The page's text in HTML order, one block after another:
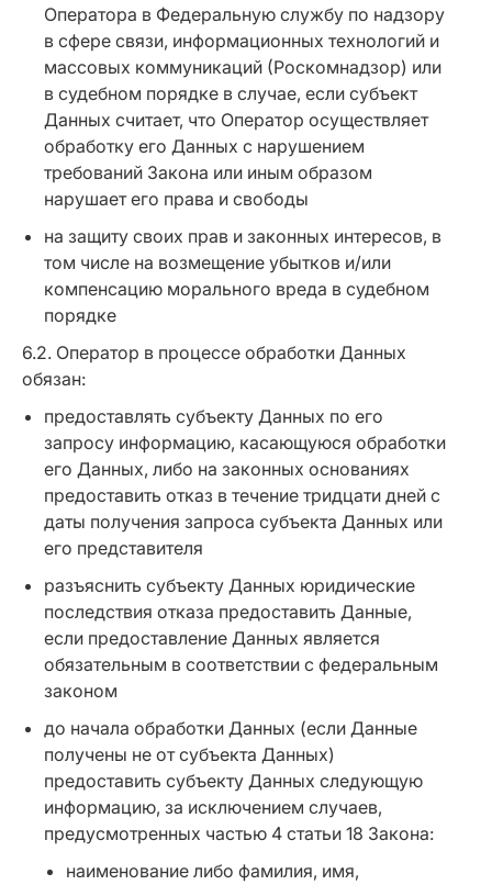
Оператора в Федеральную службу по надзору
в сфере связи, информационных технологий и
массовых коммуникаций (Роскомнадзор) или
в судебном порядке в случае, если субъект
Данных считает, что Оператор осуществляет
обработку его Данных с нарушением
требований Закона или иным образом
нарушает его права и свободы
на защиту своих прав и законных интересов, в
том числе на возмещение убытков и/или
компенсацию морального вреда в судебном
порядке
6.2. Оператор в процессе обработки Данных
обязан:
предоставлять субъекту Данных по его
запросу информацию, касающуюся обработки
его Данных, либо на законных основаниях
предоставить отказ в течение тридцати дней с
даты получения запроса субъекта Данных или
его представителя
разъяснить субъекту Данных юридические
последствия отказа предоставить Данные,
если предоставление Данных является
обязательным в соответствии с федеральным
законом
до начала обработки Данных (если Данные
получены не от субъекта Данных)
предоставить субъекту Данных следующую
информацию, за исключением случаев,
предусмотренных частью 4 статьи 18 Закона:
наименование либо фамилия, имя,